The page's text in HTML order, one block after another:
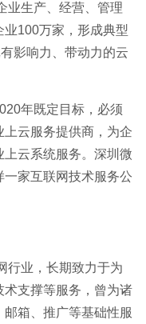
业生产、经营、管理
100万家，形成典型
影响力、带动力的云
年既定目标，必须
云服务提供商，为企
云系统服务。深圳微
家互联网技术服务公
行业，长期致力于为
支撑等服务，曾为诸
箱、推广等基础性服